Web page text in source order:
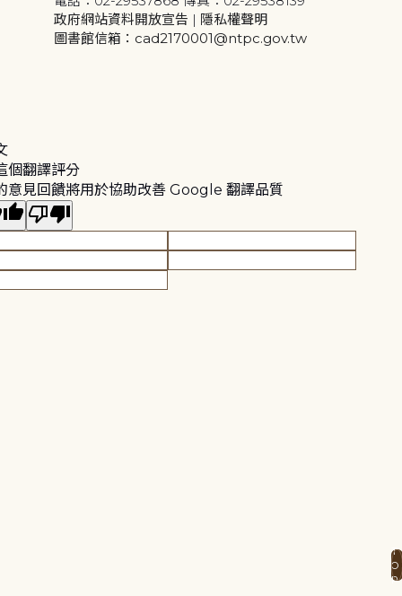
政府網站資料開放宣告 | 隱私權聲明
圖書館信箱：cad2170001@ntpc.gov.tw
個翻譯評分
意見回饋將用於協助改善 Google 翻譯品質